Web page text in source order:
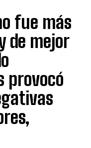
fue más
de mejor
provocó